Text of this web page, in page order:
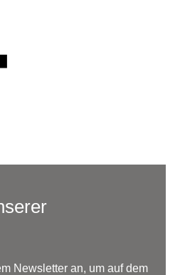
Newsletter an, um auf dem